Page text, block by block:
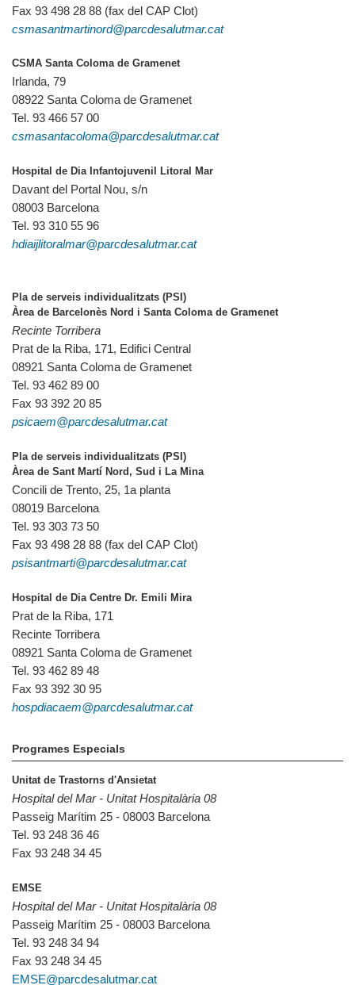
Fax 93 498 28 88 (fax del CAP Clot)
csmasantmartinord@parcdesalutmar.cat
CSMA Santa Coloma de Gramenet
Irlanda, 79
08922 Santa Coloma de Gramenet
Tel. 93 466 57 00
csmasantacoloma@parcdesalutmar.cat
Hospital de Dia Infantojuvenil Litoral Mar
Davant del Portal Nou, s/n
08003 Barcelona
Tel. 93 310 55 96
hdiaijlitoralmar@parcdesalutmar.cat
Pla de serveis individualitzats (PSI)
Àrea de Barcelonès Nord i Santa Coloma de Gramenet
Recinte Torribera
Prat de la Riba, 171, Edifici Central
08921 Santa Coloma de Gramenet
Tel. 93 462 89 00
Fax 93 392 20 85
psicaem@parcdesalutmar.cat
Pla de serveis individualitzats (PSI)
Àrea de Sant Martí Nord, Sud i La Mina
Concili de Trento, 25, 1a planta
08019 Barcelona
Tel. 93 303 73 50
Fax 93 498 28 88 (fax del CAP Clot)
psisantmarti@parcdesalutmar.cat
Hospital de Dia Centre Dr. Emili Mira
Prat de la Riba, 171
Recinte Torribera
08921 Santa Coloma de Gramenet
Tel. 93 462 89 48
Fax 93 392 30 95
hospdiacaem@parcdesalutmar.cat
Programes Especials
Unitat de Trastorns d'Ansietat
Hospital del Mar - Unitat Hospitalària 08
Passeig Marítim 25 - 08003 Barcelona
Tel. 93 248 36 46
Fax 93 248 34 45
EMSE
Hospital del Mar - Unitat Hospitalària 08
Passeig Marítim 25 - 08003 Barcelona
Tel. 93 248 34 94
Fax 93 248 34 45
EMSE@parcdesalutmar.cat